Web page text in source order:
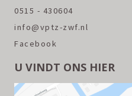
0515 - 430604
info@vptz-zwf.nl
Facebook
U VINDT ONS HIER